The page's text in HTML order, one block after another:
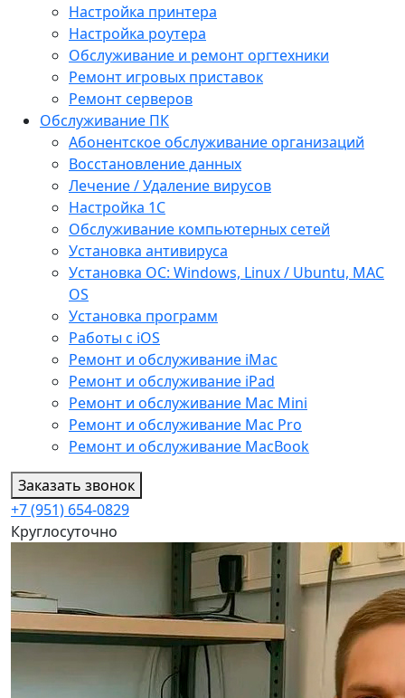
Настройка принтера
Настройка роутера
Обслуживание и ремонт оргтехники
Ремонт игровых приставок
Ремонт серверов
Обслуживание ПК
Абонентское обслуживание организаций
Восстановление данных
Лечение / Удаление вирусов
Настройка 1С
Обслуживание компьютерных сетей
Установка антивируса
Установка ОС: Windows, Linux / Ubuntu, МАС
OS
Установка программ
Работы с iOS
Ремонт и обслуживание iMac
Ремонт и обслуживание iPad
Ремонт и обслуживание Mac Mini
Ремонт и обслуживание Mac Pro
Ремонт и обслуживание MacBook
Заказать звонок
+7 (951) 654-0829
Круглосуточно